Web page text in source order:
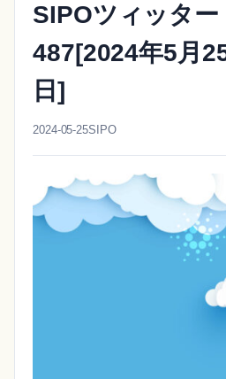
SIPOツィッター
487[2024年5月
日]
2024-05-25SIPO